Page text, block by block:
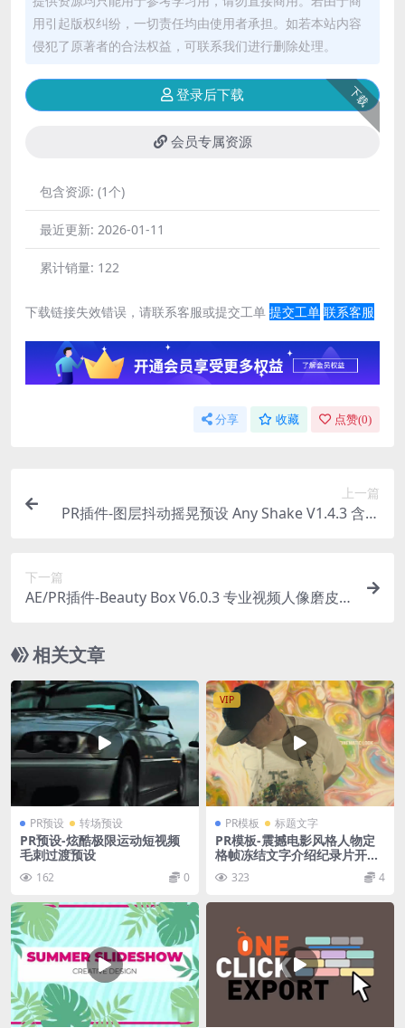
用引起版权纠纷，一切责任均由使用者承担。如若本站内容
侵犯了原著者的合法权益，可联系我们进行删除处理。
下载
登录后下载
会员专属资源
包含资源: (1个)
最近更新: 2026-01-11
累计销量: 122
下载链接失效错误，请联系客服或提交工单 提交工单 联系客服
分享 收藏 点赞(0)
上一篇
PR插件-图层抖动摇晃预设 Any Shake V1.4.3 含使
下一篇
AE/PR插件-Beauty Box V6.0.3 专业视频人像磨皮
相关文章
PR预设 转场预设
PR预设-炫酷极限运动短视频
毛刺过渡预设
162 0
VIP
PR模板 标题文字
PR模板-震撼电影风格人物定
格帧冻结文字介绍纪录片开场
323 4